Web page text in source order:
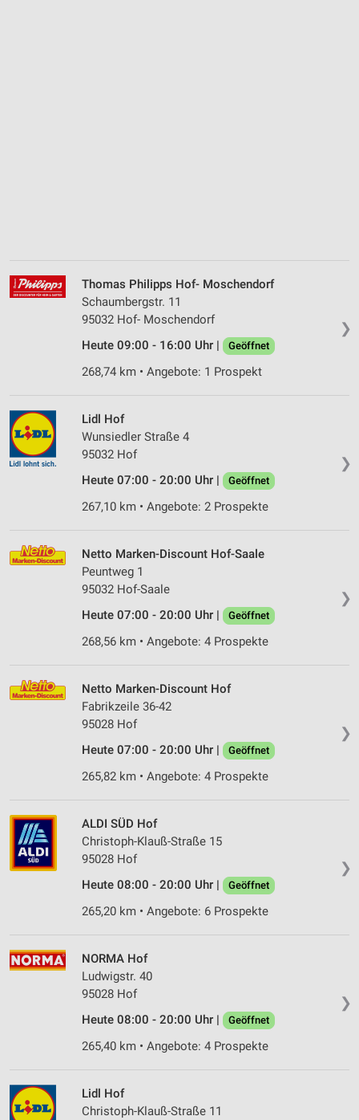
❯
Thomas Philipps Hof- Moschendorf
Schaumbergstr. 11
95032 Hof- Moschendorf
Heute 09:00 - 16:00 Uhr |
Geöffnet
268,74 km • Angebote: 1 Prospekt
❯
Lidl Hof
Wunsiedler Straße 4
95032 Hof
Heute 07:00 - 20:00 Uhr |
Geöffnet
267,10 km • Angebote: 2 Prospekte
❯
Netto Marken-Discount Hof-Saale
Peuntweg 1
95032 Hof-Saale
Heute 07:00 - 20:00 Uhr |
Geöffnet
268,56 km • Angebote: 4 Prospekte
❯
Netto Marken-Discount Hof
Fabrikzeile 36-42
95028 Hof
Heute 07:00 - 20:00 Uhr |
Geöffnet
265,82 km • Angebote: 4 Prospekte
❯
ALDI SÜD Hof
Christoph-Klauß-Straße 15
95028 Hof
Heute 08:00 - 20:00 Uhr |
Geöffnet
265,20 km • Angebote: 6 Prospekte
❯
NORMA Hof
Ludwigstr. 40
95028 Hof
Heute 08:00 - 20:00 Uhr |
Geöffnet
265,40 km • Angebote: 4 Prospekte
Lidl Hof
Christoph-Klauß-Straße 11